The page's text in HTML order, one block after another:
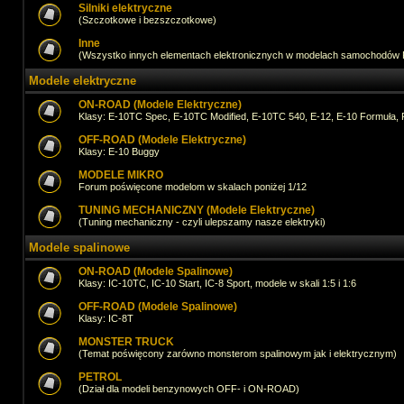
Silniki elektryczne
(Szczotkowe i bezszczotkowe)
Inne
(Wszystko innych elementach elektronicznych w modelach samochodów
Modele elektryczne
ON-ROAD (Modele Elektryczne)
Klasy: E-10TC Spec, E-10TC Modified, E-10TC 540, E-12, E-10 Formuła,
OFF-ROAD (Modele Elektryczne)
Klasy: E-10 Buggy
MODELE MIKRO
Forum poświęcone modelom w skalach poniżej 1/12
TUNING MECHANICZNY (Modele Elektryczne)
(Tuning mechaniczny - czyli ulepszamy nasze elektryki)
Modele spalinowe
ON-ROAD (Modele Spalinowe)
Klasy: IC-10TC, IC-10 Start, IC-8 Sport, modele w skali 1:5 i 1:6
OFF-ROAD (Modele Spalinowe)
Klasy: IC-8T
MONSTER TRUCK
(Temat poświęcony zarówno monsterom spalinowym jak i elektrycznym)
PETROL
(Dział dla modeli benzynowych OFF- i ON-ROAD)